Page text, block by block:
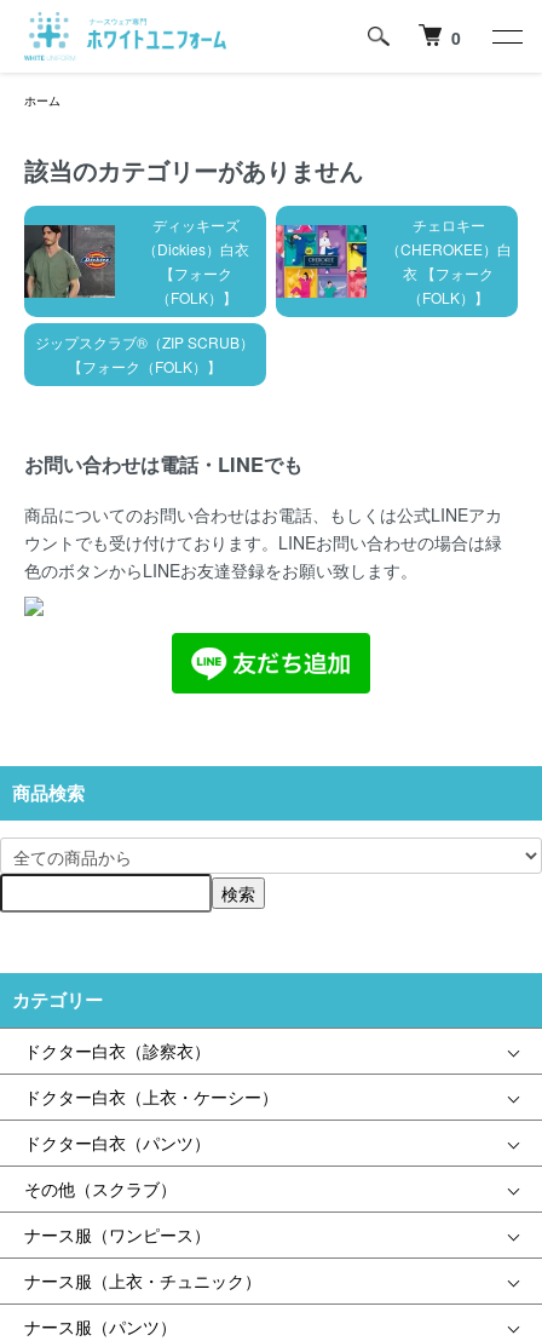
0
ホーム
該当のカテゴリーがありません
グループ一覧
ディッキーズ
（Dickies）白衣
【フォーク
（FOLK）】
チェロキー
（CHEROKEE）白
衣 【フォーク
（FOLK）】
ジップスクラブ®（ZIP SCRUB）
【フォーク（FOLK）】
お問い合わせは電話・LINEでも
商品についてのお問い合わせはお電話、もしくは公式LINEアカ
ウントでも受け付けております。LINEお問い合わせの場合は緑
色のボタンからLINEお友達登録をお願い致します。
商品検索
カテゴリー
ドクター白衣（診察衣）
ドクター白衣（上衣・ケーシー）
ドクター白衣（パンツ）
その他（スクラブ）
ナース服（ワンピース）
ナース服（上衣・チュニック）
ナース服（パンツ）